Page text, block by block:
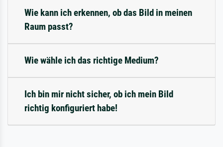
Wie kann ich erkennen, ob das Bild in meinen
Raum passt?
Wie wähle ich das richtige Medium?
Ich bin mir nicht sicher, ob ich mein Bild
richtig konfiguriert habe!